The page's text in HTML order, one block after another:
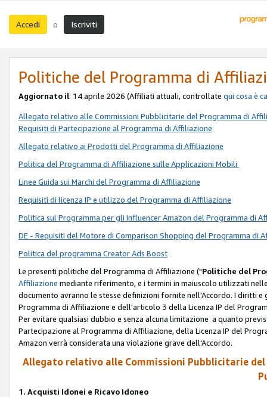
Accedi o Iscriviti
Politiche del Programma di
Aggiornato il: 14 aprile 2026 (Affiliati attuali, controllate qui cosa è
Allegato relativo alle Commissioni Pubblicitarie del Programma di
Requisiti di Partecipazione al Programma di Affiliazione
Allegato relativo ai Prodotti del Programma di Affiliazione
Politica del Programma di Affiliazione sulle Applicazioni Mobili
Linee Guida sui Marchi del Programma di Affiliazione
Requisiti di licenza IP e utilizzo del Programma di Affiliazione
Politica sul Programma per gli Influencer Amazon del Programma di
DE - Requisiti del Motore di Comparison Shopping del Programma di
Politica del programma Creator Ads Boost
Le presenti politiche del Programma di Affiliazione ("Politiche del
Affiliazione mediante riferimento, e i termini in maiuscolo utilizzati
documento avranno le stesse definizioni fornite nell'Accordo. I diritti
Programma di Affiliazione e dell'articolo 3 della Licenza IP del
Per evitare qualsiasi dubbio e senza alcuna limitazione a quanto
Partecipazione al Programma di Affiliazione, della Licenza IP del
Amazon verrà considerata una violazione grave dell'Accordo.
Allegato relativo alle Commissioni Pubblicitarie
1. Acquisti Idonei e Ricavo Idoneo